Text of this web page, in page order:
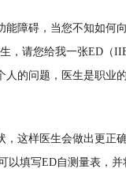
障碍，当您不知如何
，请您给我一张ED（
人的问题，医生是职业
，这样医生会做出更正
以填写ED自测量表，